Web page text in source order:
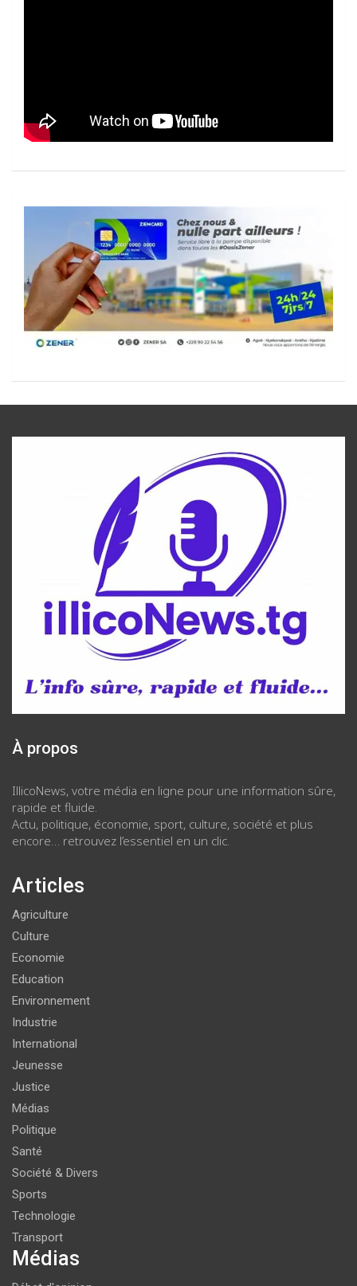
À propos
IllicoNews, votre média en ligne pour une information sûre,
rapide et fluide.
Actu, politique, économie, sport, culture, société et plus
encore… retrouvez l’essentiel en un clic.
Articles
Agriculture
Culture
Economie
Education
Environnement
Industrie
International
Jeunesse
Justice
Médias
Politique
Santé
Société & Divers
Sports
Technologie
Transport
Médias